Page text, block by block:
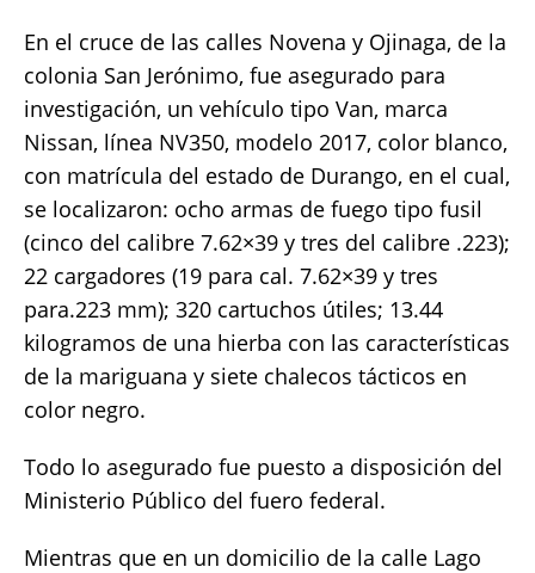
En el cruce de las calles Novena y Ojinaga, de la
colonia San Jerónimo, fue asegurado para
investigación, un vehículo tipo Van, marca
Nissan, línea NV350, modelo 2017, color blanco,
con matrícula del estado de Durango, en el cual,
se localizaron: ocho armas de fuego tipo fusil
(cinco del calibre 7.62×39 y tres del calibre .223);
22 cargadores (19 para cal. 7.62×39 y tres
para.223 mm); 320 cartuchos útiles; 13.44
kilogramos de una hierba con las características
de la mariguana y siete chalecos tácticos en
color negro.
Todo lo asegurado fue puesto a disposición del
Ministerio Público del fuero federal.
Mientras que en un domicilio de la calle Lago